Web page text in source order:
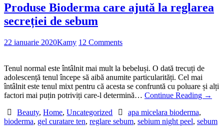
Produse Bioderma care ajută la reglarea
secreției de sebum
22 ianuarie 2020Kamy 12 Comments
Tenul normal este întâlnit mai mult la bebeluși. O dată trecuți de
adolescență tenul începe să aibă anumite particularități. Cel mai
întâlnit este tenul mixt pentru că acesta se confruntă cu poluare și alți
factori mai puțin potriviți care-l determină… Continue Reading →
Beauty,Home,Uncategorized apa micelara bioderma,
bioderma, gel curatare ten, reglare sebum, sebium night peel, sebum